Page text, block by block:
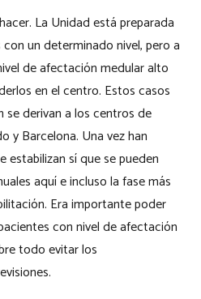
La Unidad está preparada
un determinado nivel, pero a
de afectación medular alto
en el centro. Estos casos
derivan a los centros de
y Barcelona. Una vez han
estabilizan sí que se pueden
aquí e incluso la fase más
Era importante poder
con nivel de afectación
todo evitar los